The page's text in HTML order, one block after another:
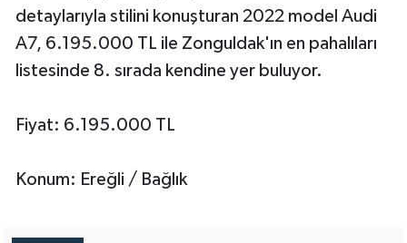
detaylarıyla stilini konuşturan 2022 model Audi
A7, 6.195.000 TL ile Zonguldak'ın en pahalıları
listesinde 8. sırada kendine yer buluyor.
Fiyat: 6.195.000 TL
Konum: Ereğli / Bağlık